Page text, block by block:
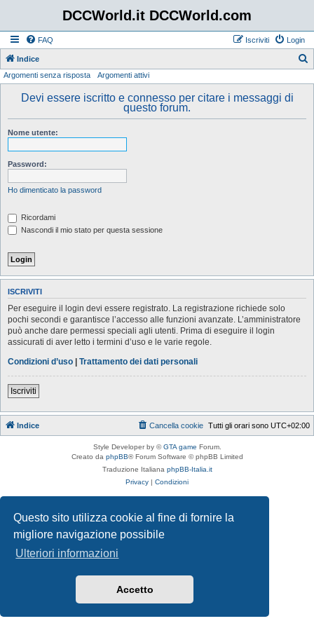
Questo sito utilizza cookie al fine di fornire la
migliore navigazione possibile
Ulteriori informazioni
Accetto
DCCWorld.it DCCWorld.com
FAQ Login
Iscriviti
Indice
Argomenti senza risposta Argomenti attivi
Devi essere iscritto e connesso per citare i messaggi di
questo forum.
Nome utente:
Password:
Ho dimenticato la password
Ricordami
Nascondi il mio stato per questa sessione
ISCRIVITI
Per eseguire il login devi essere registrato. La registrazione richiede solo
pochi secondi e garantisce l’accesso alle funzioni avanzate. L’amministratore
può anche dare permessi speciali agli utenti. Prima di eseguire il login
assicurati di aver letto i termini d’uso e le varie regole.
Condizioni d’uso | Trattamento dei dati personali
Iscriviti
Indice Tutti gli orari sono UTC+02:00
Cancella cookie
Style Developer by ©GTA game Forum.
Creato da phpBB® Forum Software © phpBB Limited
Traduzione Italiana phpBB-Italia.it
Privacy | Condizioni